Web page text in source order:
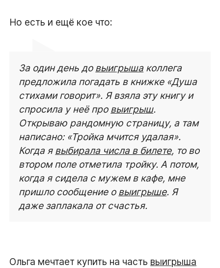
Но есть и ещё кое что:
За один день до выигрышаколлега
предложила погадать в книжке «Душа
стихами говорит». Я взяла эту книгу и
спросила у неё про выигрыш.
Открываю рандомную страницу, а там
написано: «Тройка мчится удалая».
Когда я выбирала числа в билете, то во
втором поле отметила тройку. А потом,
когда я сидела с мужем в кафе, мне
пришло сообщение о выигрыше. Я
даже заплакала от счастья.
Ольга мечтает купить на часть выигрыша